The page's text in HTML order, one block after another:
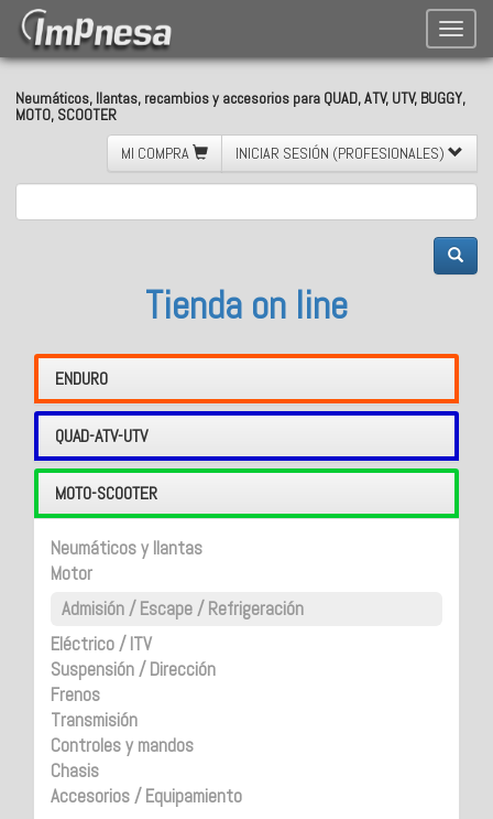
Toggle
Neumáticos, llantas, recambios y accesorios para QUAD, ATV, UTV, BUGGY,
MOTO, SCOOTER
MI COMPRA
INICIAR SESIÓN (PROFESIONALES)
Tienda on line
ENDURO
QUAD-ATV-UTV
MOTO-SCOOTER
Neumáticos y llantas
Motor
Admisión / Escape / Refrigeración
Eléctrico / ITV
Suspensión / Dirección
Frenos
Transmisión
Controles y mandos
Chasis
Accesorios / Equipamiento